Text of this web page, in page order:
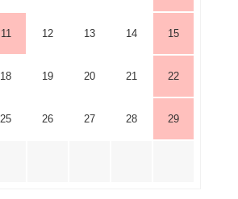
11 12 13 14 15
18 19 20 21 22
25 26 27 28 29